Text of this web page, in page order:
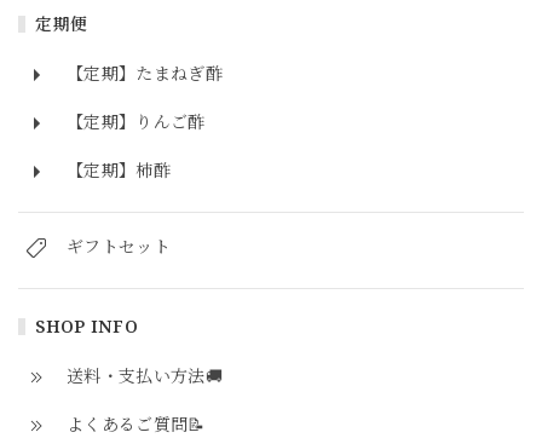
定期便
【定期】たまねぎ酢
【定期】りんご酢
【定期】柿酢
ギフトセット
SHOP INFO
送料・支払い方法🚚
よくあるご質問📝